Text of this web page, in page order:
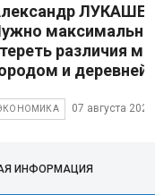
максимально
различия
и деревней
07 августа 2026
ИНФОРМАЦИЯ